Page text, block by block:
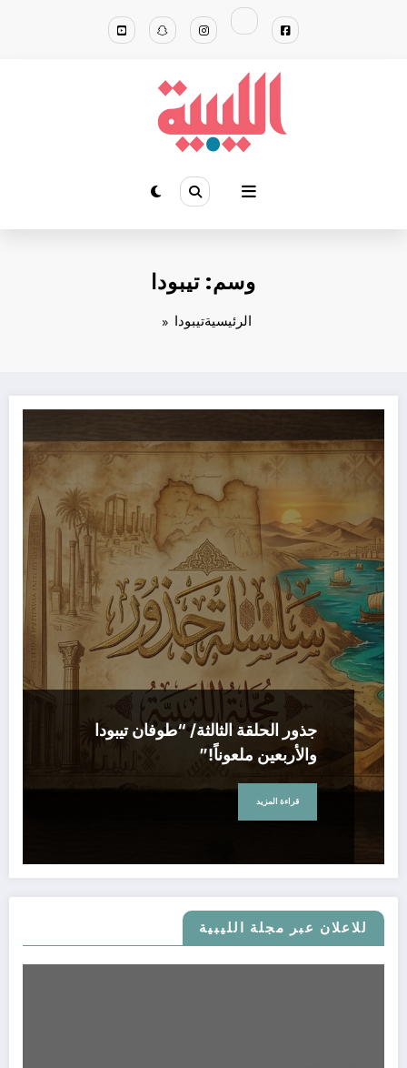
وسم: تيبودا
الرئيسيةتيبودا
للاعلان عبر مجلة الليبية
جذور الحلقة الثالثة/ “طوفان تيبودا
والأربعين ملعوناً!”
قراءة المزيد